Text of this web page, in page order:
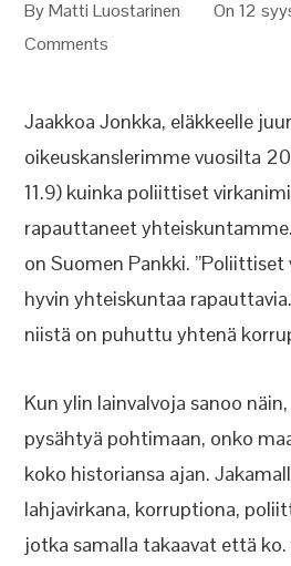
ByMatti Luostarinen On 12
Comments
Jaakkoa Jonkka, eläkkeelle
oikeuskanslerimme vuosilta
11.9) kuinka poliittiset
rapauttaneet
on Suomen Pankki.
hyvin yhteiskuntaa
niistä on puhuttu yhtenä
Kun ylin lainvalvoja sanoo
pysähtyä pohtimaan, onko
koko historiansa ajan.
lahjavirkana, korruptiona,
jotka samalla takaavat että